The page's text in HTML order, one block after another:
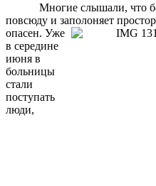
Многие слышали, что
повсюду и заполоняет
опасен. Уже
в середине
июня в
больницы
стали
поступать
люди,